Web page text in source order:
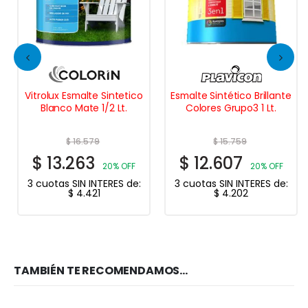
Vitrolux Esmalte Sintetico
Blanco Mate 1/2 Lt.
$16.579
$ 13.263 20% OFF
3 cuotas SIN INTERES de:
$ 4.421
Esmalte Sintético Brillante
Colores Grupo3 1 Lt.
$15.759
$ 12.607 20% OFF
3 cuotas SIN INTERES de:
$ 4.202
TAMBIÉN TE RECOMENDAMOS…